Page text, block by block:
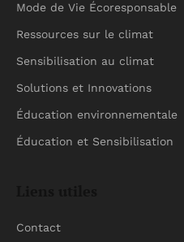
Mode de Vie Écoresponsable
Ressources sur le climat
Sensibilisation au climat
Solutions et Innovations
Éducation environnementale
Éducation et Sensibilisation
Contact